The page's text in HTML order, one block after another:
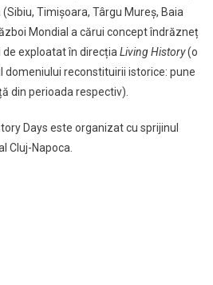
Timișoara, Târgu Mureș, Baia
Mondial a cărui concept îndrăzneț
exploatat în direcțiaLiving History(o
domeniului reconstituirii istorice: pune
din perioada respectiv).
Days este organizat cu sprijinul
Cluj-Napoca.